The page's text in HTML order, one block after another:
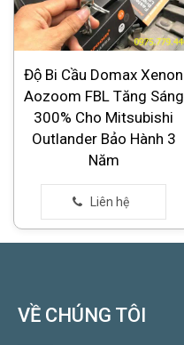
Độ Bi Cầu Domax Xenon
Aozoom FBL Tăng Sáng
300% Cho Mitsubishi
Outlander Bảo Hành 3
Năm
VỀ CHÚNG TÔI